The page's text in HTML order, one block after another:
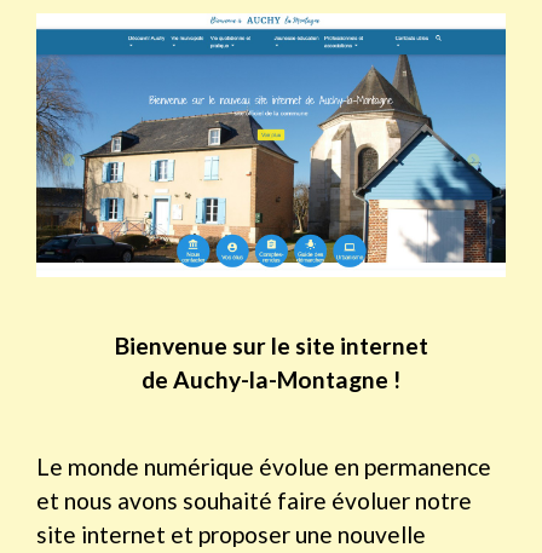
Bienvenue sur le site internet
de Auchy-la-Montagne !
Le monde numérique évolue en permanence
et nous avons souhaité faire évoluer notre
site internet et proposer une nouvelle